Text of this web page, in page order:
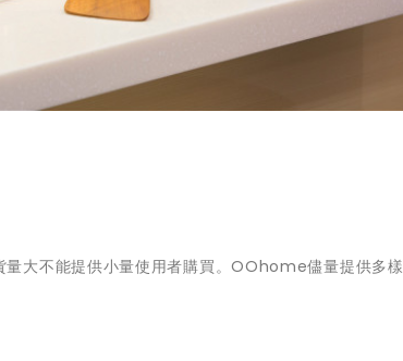
大不能提供小量使用者購買。OOhome儘量提供多樣